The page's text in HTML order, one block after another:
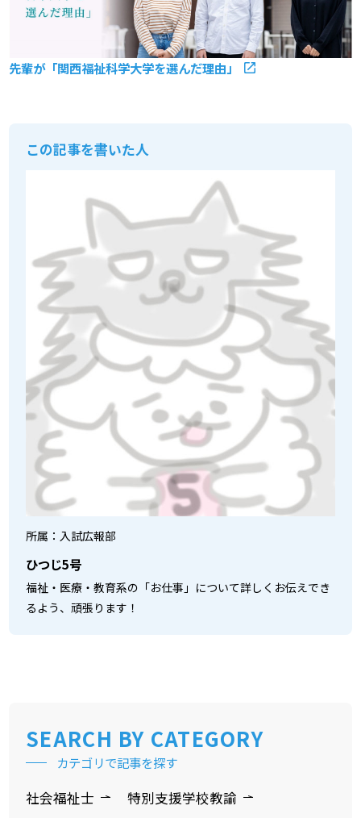
先輩が「関西福祉科学大学を選んだ理由」
この記事を書いた人
所属：入試広報部
ひつじ5号
福祉・医療・教育系の「お仕事」について詳しくお伝えでき
るよう、頑張ります！
SEARCH BY CATEGORY
カテゴリで記事を探す
社会福祉士 特別支援学校教諭